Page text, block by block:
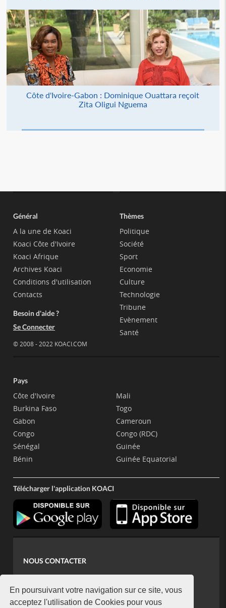
En poursuivant votre navigation sur ce site, vous
acceptez l'utilisation de Cookies pour vous
Côte d'Ivoire-Gabon : Dominique Ouattara reçoit
Zita Oligui Nguema
Général
A la une de Koaci
Koaci Côte d'Ivoire
Koaci Afrique
Archives Koaci
Conditions d'utilisation
Contacts
Besoin d'aide ?
Se Connecter
© 2008 - 2022 KOACI.COM
Thèmes
Politique
Société
Sport
Economie
Culture
Technologie
Tribune
Evènement
Santé
Pays
Côte d'Ivoire
Burkina Faso
Gabon
Congo
Sénégal
Bénin
Mali
Togo
Cameroun
Congo (RDC)
Guinée
Guinée Equatorial
Télécharger l'application KOACI
NOUS CONTACTER
koaci@yahoo.fr
+225 07 08 85 52 93